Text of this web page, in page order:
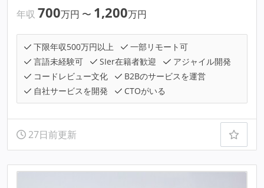
年収 700万円 〜 1,200万円
下限年収500万円以上
一部リモート可
言語未経験可
SIer在籍者歓迎
アジャイル開発
コードレビュー文化
B2Bのサービスを運営
自社サービスを開発
CTOがいる
27日前更新